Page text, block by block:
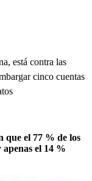
está contra las
cinco cuentas
que el 77 % de los
apenas el 14 %